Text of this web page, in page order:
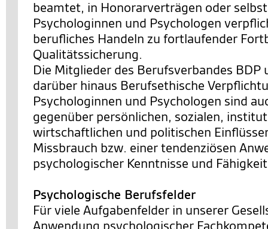
beamtet, in Honorarverträgen oder
Psychologinnen und Psychologen
berufliches Handeln zu fortlaufender
Qualitätssicherung.
Die Mitglieder des Berufsverbandes BDP
darüber hinaus Berufsethische
Psychologinnen und Psychologen sind
gegenüber persönlichen, sozialen,
wirtschaftlichen und politischen
Missbrauch bzw. einer tendenziösen
psychologischer Kenntnisse und
Psychologische Berufsfelder
Für viele Aufgabenfelder in unserer
Anwendung psychologischer